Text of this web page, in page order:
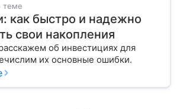
теме
как быстро и надежно
свои накопления
об инвестициях для
их основные ошибки.